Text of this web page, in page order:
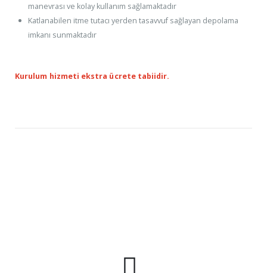
manevrası ve kolay kullanım sağlamaktadır
Katlanabilen itme tutacı yerden tasavvuf sağlayan depolama
imkanı sunmaktadır
Kurulum hizmeti ekstra ücrete tabiidir.